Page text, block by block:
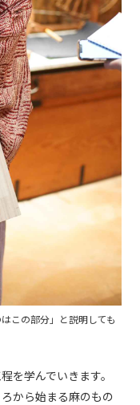
この部分」と説明しても
を学んでいきます。
から始まる麻のもの